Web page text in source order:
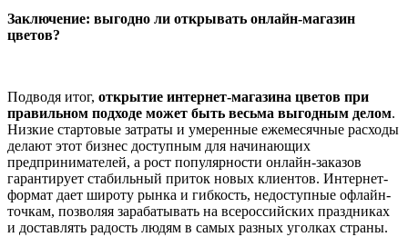
Заключение: выгодно ли открывать онлайн-магазин
цветов?
Подводя итог, открытие интернет-магазина цветов при
правильном подходе может быть весьма выгодным делом.
Низкие стартовые затраты и умеренные ежемесячные расходы
делают этот бизнес доступным для начинающих
предпринимателей, а рост популярности онлайн-заказов
гарантирует стабильный приток новых клиентов. Интернет-
формат дает широту рынка и гибкость, недоступные офлайн-
точкам, позволяя зарабатывать на всероссийских праздниках
и доставлять радость людям в самых разных уголках страны.